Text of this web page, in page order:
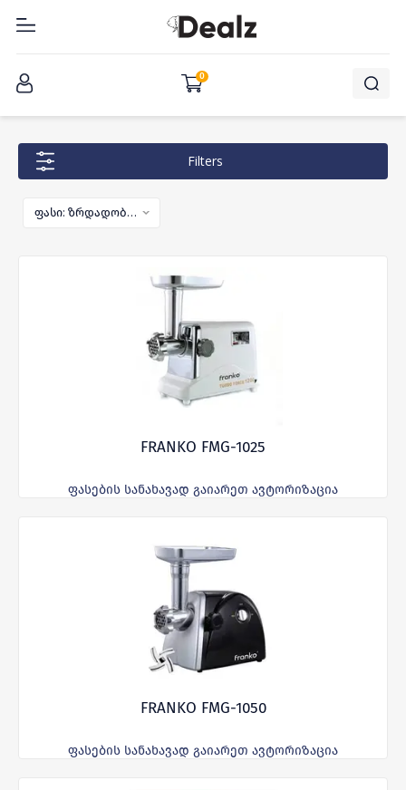
0
Filters
ფასი: ზრდადობით
FRANKO FMG-1025
ფასების სანახავად გაიარეთ ავტორიზაცია
FRANKO FMG-1050
ფასების სანახავად გაიარეთ ავტორიზაცია